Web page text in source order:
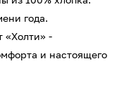
года.
«Холти» -
и настоящего